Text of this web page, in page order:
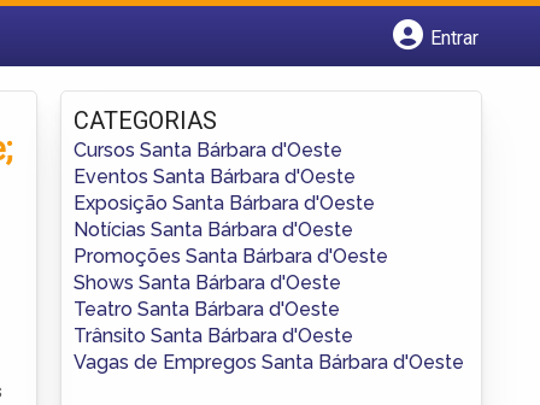
Entrar
Fazer login
Criar conta
CATEGORIAS
Cursos Santa Bárbara d'Oeste
Eventos Santa Bárbara d'Oeste
Exposição Santa Bárbara d'Oeste
Notícias Santa Bárbara d'Oeste
Promoções Santa Bárbara d'Oeste
Shows Santa Bárbara d'Oeste
Teatro Santa Bárbara d'Oeste
Trânsito Santa Bárbara d'Oeste
Vagas de Empregos Santa Bárbara d'Oeste